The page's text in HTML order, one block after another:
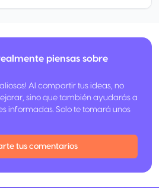
de los artículos nuevos pagados
del fabricante. Es válida en garantías de
piensas sobre
Al compartir tus ideas, no
sino que también ayudarás a
informadas. Solo te tomará unos
tus comentarios